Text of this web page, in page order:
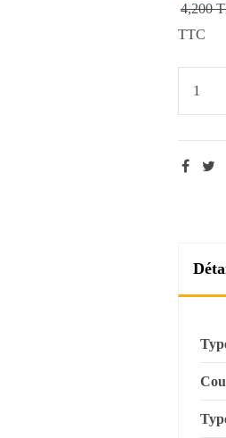
4,200
TTC